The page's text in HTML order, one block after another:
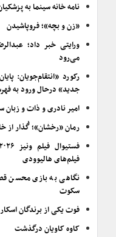
نامه خانه سینما به
«زن و بچه»؛ فروپاشیدن
ورایتی خبر داد؛
می‌رود
رکورد «انتقام‌جویان:
جدید» درحال ورود به
امیر نادری و ذات و زبان
رمان «رخشان»؛ گُذار از
فیلم‌های هالیوودی
نگاهی به بازی محسن
سکوت
فوت یکی از برندگان
کاوه کاویان درگذشت